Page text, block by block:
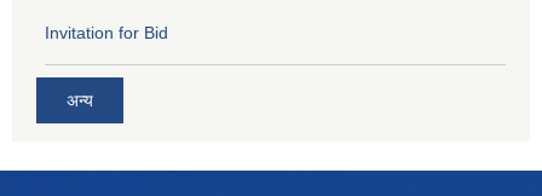
Invitation for Bid
अन्य